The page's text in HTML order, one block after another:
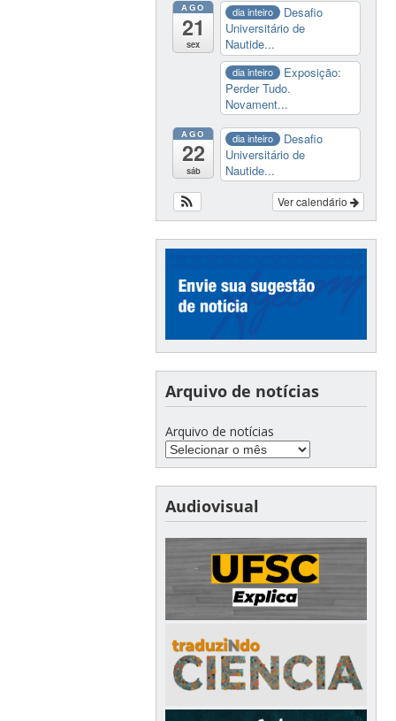
AGO
21
sex
dia inteiro
Desafio
Universitário de
Nautide...
dia inteiro
Exposição:
Perder Tudo.
Novament...
AGO
22
sáb
dia inteiro
Desafio
Universitário de
Nautide...
Ver calendário
Arquivo de notícias
Arquivo de notícias
Audiovisual